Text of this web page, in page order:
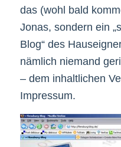
das (wohl bald
Jonas, sondern ein
Blog“ des
nämlich niemand
– dem inhaltlichen
Impressum.